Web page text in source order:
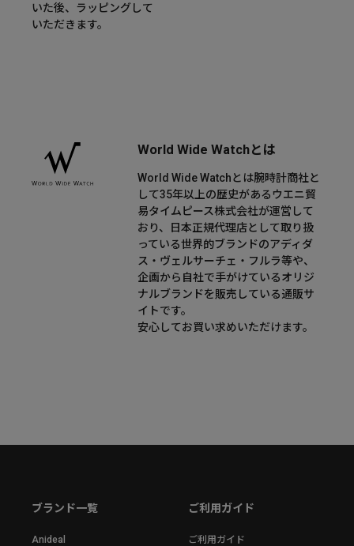
いた後、ラッピングして
いただきます。
World Wide Watchとは
World Wide Watchとは腕時計商社と
して35年以上の歴史があるウエニ貿
易タイムピース株式会社が運営して
おり、日本正規代理店として取り扱
っている世界的ブランドのアディダ
ス・ヴェルサーチェ・フルラ等や、
企画から自社で手がけているオリジ
ナルブランドを販売している通販サ
イトです。
安心してお買い求めいただけます。
ブランド一覧
Anideal
ご利用ガイド
ご利用ガイド